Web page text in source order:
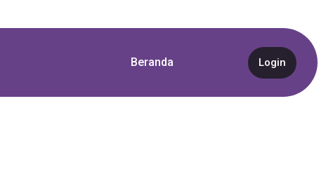
Beranda Login